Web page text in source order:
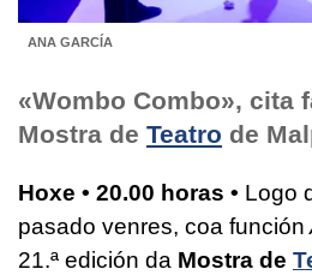
ANA GARCÍA
«Wombo Combo», cita
Mostra de Teatro de
Hoxe • 20.00 horas • Logo
pasado venres, coa función
21.ª edición da Mostra de